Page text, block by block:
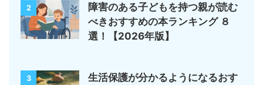
2
障害のある子どもを持つ親が読む
べきおすすめの本ランキング ８
選！【2026年版】
3
生活保護が分かるようになるおす